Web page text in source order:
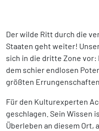
Der wilde Ritt durch die
Staaten geht weiter!
sich in die dritte Zone vor:
dem schier endlosen
größten
Für den Kulturexperten
geschlagen. Sein Wissen
Überleben an diesem Ort,